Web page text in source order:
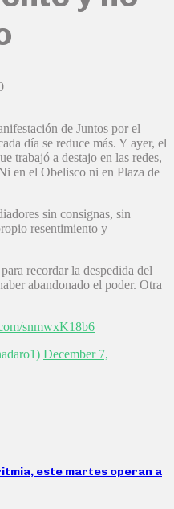
de Juntos por el
día se reduce más. Y ayer, el
trabajó a destajo en las redes,
en el Obelisco ni en Plaza de
sin consignas, sin
resentimiento y
recordar la despedida del
abandonado el poder. Otra
snmwxK18b6
December 7,
este martes operan a